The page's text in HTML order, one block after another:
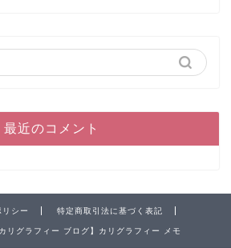
最近のコメント
シー 特定商取引法に基づく表記
グラフィー ブログ】カリグラフィー メモ
ホーム
ペン